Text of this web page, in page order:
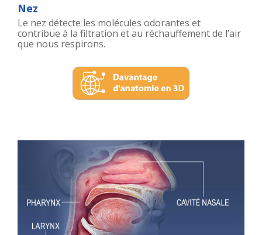
Nez
Le nez détecte les molécules odorantes et
contribue à la filtration et au réchauffement de l’air
que nous respirons.